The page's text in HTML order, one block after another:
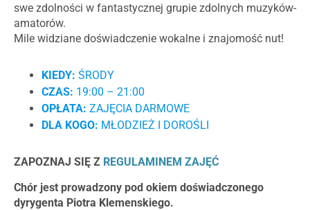
swe zdolności w fantastycznej grupie zdolnych muzyków-
amatorów.
Mile widziane doświadczenie wokalne i znajomość nut!
KIEDY: ŚRODY
CZAS: 19:00 – 21:00
OPŁATA: ZAJĘCIA DARMOWE
DLA KOGO: MŁODZIEŻ I DOROŚLI
ZAPOZNAJ SIĘ Z REGULAMINEM ZAJĘĆ
Chór jest prowadzony pod okiem doświadczonego
dyrygenta Piotra Klemenskiego.